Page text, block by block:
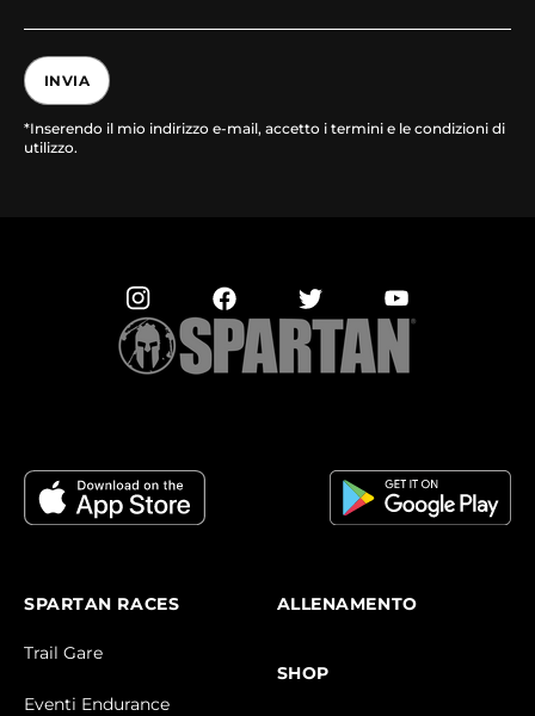
INVIA
*Inserendo il mio indirizzo e-mail, accetto i termini e le condizioni di
utilizzo.
SPARTAN RACES
Trail Gare
Eventi Endurance
ALLENAMENTO
SHOP